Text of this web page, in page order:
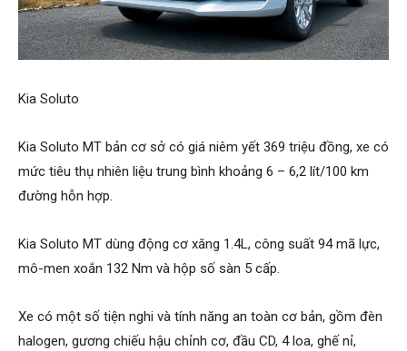
Kia Soluto
Kia Soluto MT bản cơ sở có giá niêm yết 369 triệu đồng, xe có
mức tiêu thụ nhiên liệu trung bình khoảng 6 – 6,2 lít/100 km
đường hỗn hợp.
Kia Soluto MT dùng động cơ xăng 1.4L, công suất 94 mã lực,
mô-men xoắn 132 Nm và hộp số sàn 5 cấp.
Xe có một số tiện nghi và tính năng an toàn cơ bản, gồm đèn
halogen, gương chiếu hậu chỉnh cơ, đầu CD, 4 loa, ghế nỉ,